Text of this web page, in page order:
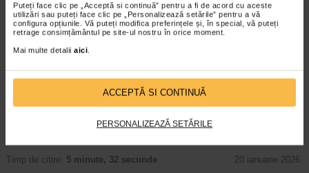
Puteți face clic pe „Acceptă si continuă” pentru a fi de acord cu aceste
utilizări sau puteți face clic pe „Personalizează setările” pentru a vă
configura opțiunile. Vă puteți modifica preferințele și, în special, vă puteți
retrage consimțământul pe site-ul nostru în orice moment.
Mai multe detalii aici
ACCEPTĂ SI CONTINUĂ
PERSONALIZEAZĂ SETĂRILE
*Pentru pret te asteptam in cea mai apropiata farmacie Catena
ARTICOLE RECOMANDATE
Igiena dentara
Stiati ca aproximativ 60% dintre problemele
dentare ar putea fi prevenite cu usurinta
gura ar trebui sa faca parte? In ultimii ani,
Timp de citire: 5 minute, 32 secunde 20 ianuarie 2026